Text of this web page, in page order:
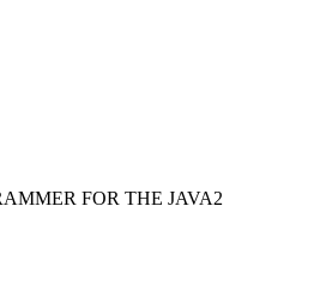
FOR THE JAVA2